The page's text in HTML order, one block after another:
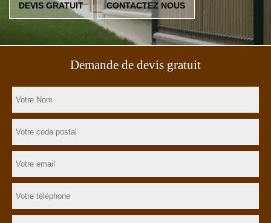
DEVIS GRATUIT CONTACTEZ NOUS
Demande de devis gratuit